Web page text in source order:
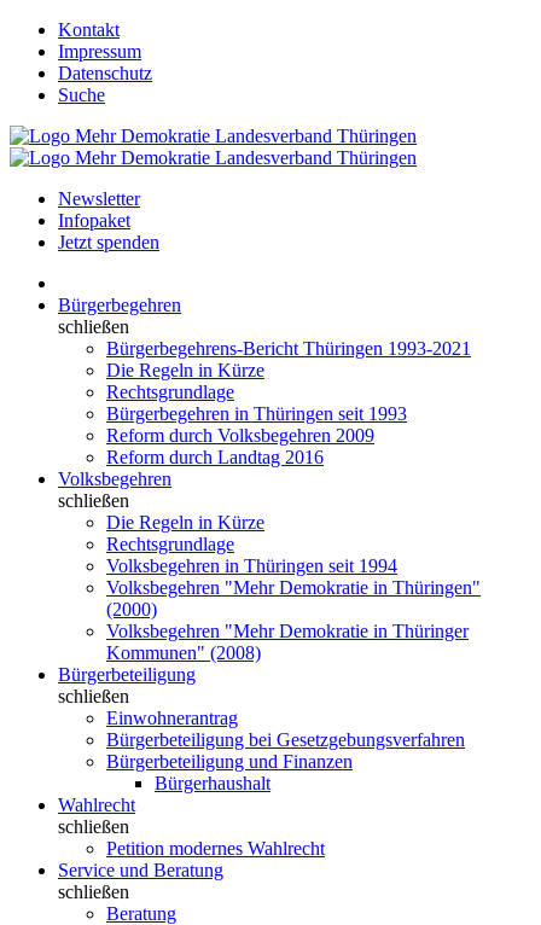
Kontakt
Impressum
Datenschutz
Suche
Newsletter
Infopaket
Jetzt spenden
Bürgerbegehren
schließen
Bürgerbegehrens-Bericht Thüringen 1993-2021
Die Regeln in Kürze
Rechtsgrundlage
Bürgerbegehren in Thüringen seit 1993
Reform durch Volksbegehren 2009
Reform durch Landtag 2016
Volksbegehren
schließen
Die Regeln in Kürze
Rechtsgrundlage
Volksbegehren in Thüringen seit 1994
Volksbegehren "Mehr Demokratie in Thüringen"
(2000)
Volksbegehren "Mehr Demokratie in Thüringer
Kommunen" (2008)
Bürgerbeteiligung
schließen
Einwohnerantrag
Bürgerbeteiligung bei Gesetzgebungsverfahren
Bürgerbeteiligung und Finanzen
Bürgerhaushalt
Wahlrecht
schließen
Petition modernes Wahlrecht
Service und Beratung
schließen
Beratung